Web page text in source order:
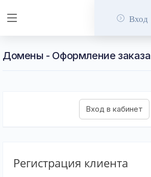
Вход
Домены - Оформление заказа
Регистрация клиента